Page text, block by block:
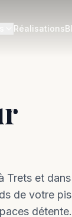
Réalisations
Trets et
de votre
détente.